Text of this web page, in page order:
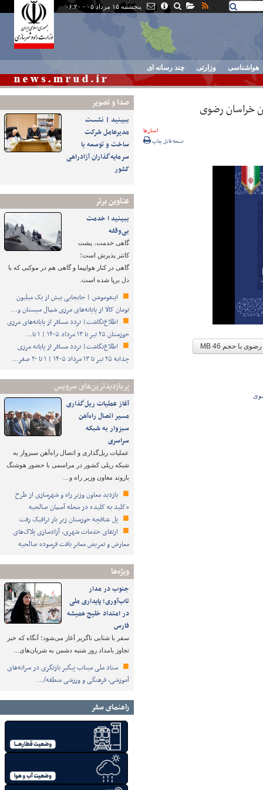
پنجشنبه ۱۵ مرداد ۰۵ - ۰۶:۲۰
هواشناسی وزارتی چند رسانه ای
صدا و تصوير
ببینید | نشست
مدیرعامل شرکت
ساخت و توسعه با
سرمایه‌گذاران آزادراهی
کشور
عناوین برتر
ببینید ا خدمت
بی‌وقفه
گاهی خدمت، پشت
کانتر پذیرش است؛
گاهی در کنار هواپیما و گاهی هم در موکبی که با
دل برپا شده است.
اینفوموشن | جابجایی بیش از یک میلیون
تومان کالا از پایانه‌های مرزی شمال سیستان و…
اطلاع‌نگاشت| تردد مسافر از پایانه‌های مرزی
خوزستان ۲۵ تیر تا ۱۳ مرداد ۱۴۰۵ | ۱ تا…
اطلاع‌نگاشت| تردد مسافر از پایانه‌ مرزی
چذابه ۲۵ تیر تا ۱۳ مرداد ۱۴۰۵ | ۱ تا ۲۰ صفر…
پربازدیدترین‌های سرویس
آغاز عملیات ریل‌گذاری
مسیر اتصال راه‌آهن
سبزوار به شبکه
سراسری
عملیات ریل‌گذاری و اتصال راه‌آهن سبزوار به
شبکه ریلی کشور در مراسمی با حضور هوشنگ
بازوند معاون وزیر راه و…
بازدید معاون وزیر راه و شهرسازی از طرح
«کلید به کلید» در محله آسمان صالحیه
پل عنافچه خوزستان زیر بار ترافیک رفت
ارتقای خدمات شهری، آزادسازی پلاک‌های
معارض و تعریض معابر بافت فرسوده صالحیه
ویژه‌ها
جنوب در مدار
تاب‌آوری؛ پایداری ملی
در امتداد خلیج همیشه
فارس
سفر با شتابی ناگزیر آغاز می‌شود؛ آنگاه که خبر
تجاوز بامداد روز شنبه دشمن به شریان‌های…
ستاد ملی میناب پیگیر بازنگری در سرانه‌های
آموزشی، فرهنگی و ورزشی منطقه/…
راهنمای سفر
خراسان رضوی
استان‌ها
نسخه قابل چاپ
رضوی با حجم 46 MB